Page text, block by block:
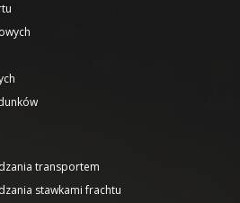
transportem
stawkami frachtu